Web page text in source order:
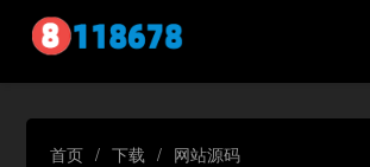
首页 / 下载 / 网站源码